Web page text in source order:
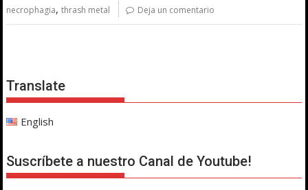
necrophagia,thrash metal Deja un comentario
Translate
English
Suscríbete a nuestro Canal de Youtube!